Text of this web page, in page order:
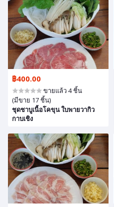
฿400.00
ขายแล้ว 4 ชิ้น
(มีขาย 17 ชิ้น)
ชุดชาบูเนื้อโคขุน ใบพายวากิว
กาบเชิง